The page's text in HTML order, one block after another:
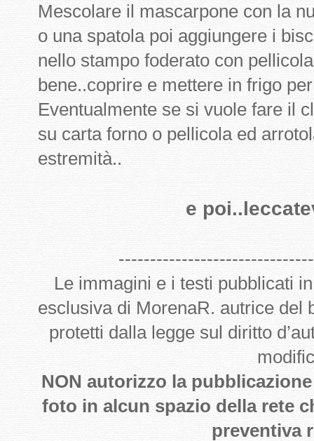
Mescolare il mascarpone con la
o una spatola poi aggiungere i
nello stampo foderato con
bene..coprire e mettere in frigo
Eventualmente se si vuole fare il
su carta forno o pellicola ed
estremità..
e
Le immagini e i testi pubblicati
esclusiva di MorenaR. autrice del
protetti dalla legge sul diritto
NON autorizzo la
foto in alcun spazio della rete
preventiva